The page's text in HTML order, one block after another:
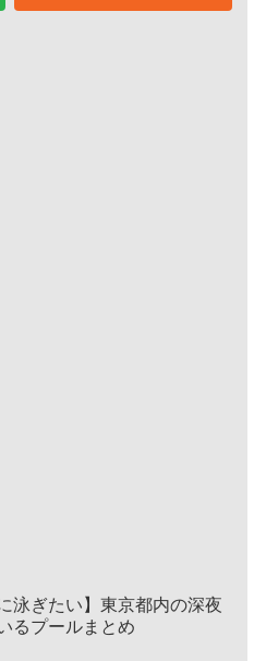
泳ぎたい】東京都内の深夜
るプールまとめ